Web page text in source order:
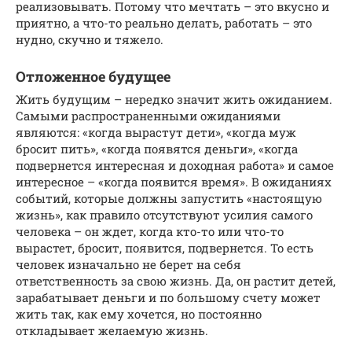
реализовывать. Потому что мечтать – это вкусно и
приятно, а что-то реально делать, работать – это
нудно, скучно и тяжело.
Отложенное будущее
Жить будущим – нередко значит жить ожиданием.
Самыми распространенными ожиданиями
являются: «когда вырастут дети», «когда муж
бросит пить», «когда появятся деньги», «когда
подвернется интересная и доходная работа» и самое
интересное – «когда появится время». В ожиданиях
событий, которые должны запустить «настоящую
жизнь», как правило отсутствуют усилия самого
человека – он ждет, когда кто-то или что-то
вырастет, бросит, появится, подвернется. То есть
человек изначально не берет на себя
ответственность за свою жизнь. Да, он растит детей,
зарабатывает деньги и по большому счету может
жить так, как ему хочется, но постоянно
откладывает желаемую жизнь.